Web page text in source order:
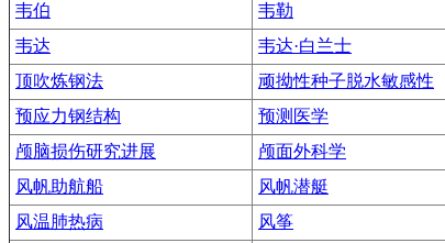
韦伯
韦勒
韦达
韦达·白兰士
顶吹炼钢法
顽拗性种子脱水敏感性
预应力钢结构
预测医学
颅脑损伤研究进展
颅面外科学
风帆助航船
风帆潜艇
风温肺热病
风筝